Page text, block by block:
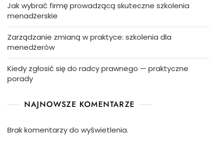
Jak wybrać firmę prowadzącą skuteczne szkolenia
menadżerskie
Zarządzanie zmianą w praktyce: szkolenia dla
menedżerów
Kiedy zgłosić się do radcy prawnego — praktyczne
porady
NAJNOWSZE KOMENTARZE
Brak komentarzy do wyświetlenia.